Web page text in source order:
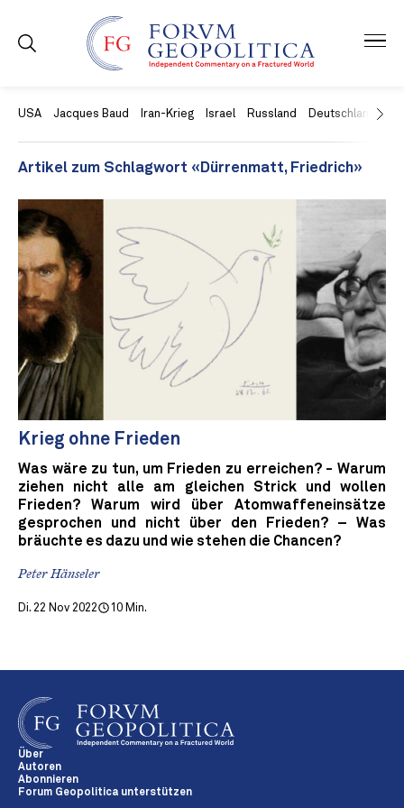
USA Jacques Baud Iran-Krieg Israel Russland Deutschland
Artikel zum Schlagwort «Dürrenmatt, Friedrich»
Krieg ohne Frieden
Was wäre zu tun, um Frieden zu erreichen? - Warum
ziehen nicht alle am gleichen Strick und wollen
Frieden? Warum wird über Atomwaffeneinsätze
gesprochen und nicht über den Frieden? – Was
bräuchte es dazu und wie stehen die Chancen?
Peter Hänseler
Di. 22 Nov 2022 10 Min.
Über
Autoren
Abonnieren
Forum Geopolitica unterstützen